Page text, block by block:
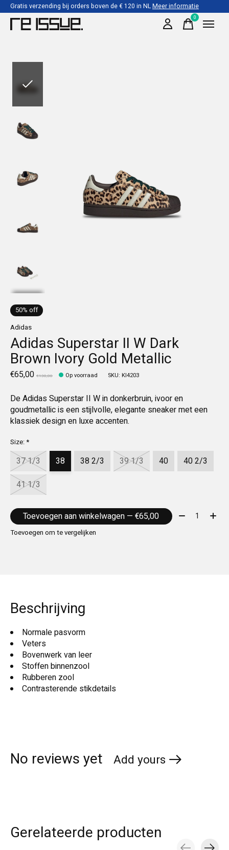
Gratis verzending bij orders boven de € 120 in NLMeer informatie
0items
50% off
Adidas
Adidas Superstar II W Dark
Brown Ivory Gold Metallic
€65,00 €130,00 Op voorraad SKU: KI4203
De Adidas Superstar II W in donkerbruin, ivoor en
goudmetallic is een stijlvolle, elegante sneaker met een
klassiek design en luxe accenten.
Size:*
37 1/3 38 38 2/3 39 1/3 40
40 2/3
41 1/3
Toevoegen aan winkelwagen — €65,00 Aantal:
Toevoegen om te vergelijken
Beschrijving
Normale pasvorm
Veters
Bovenwerk van leer
Stoffen binnenzool
Rubberen zool
Contrasterende stikdetails
No reviews yet Add yours
Gerelateerde producten